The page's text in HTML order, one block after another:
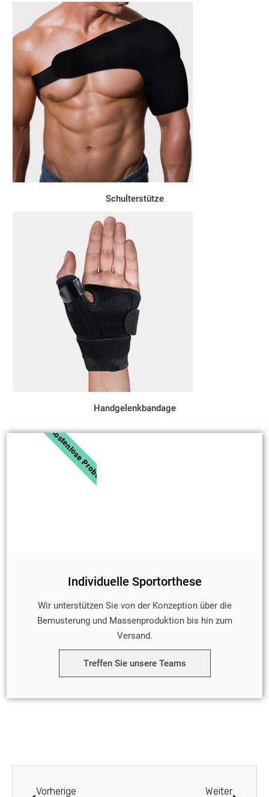
Schulterstütze
Handgelenkbandage
Individuelle Sportorthese
Wir unterstützen Sie von der Konzeption über die
Bemusterung und Massenproduktion bis hin zum
Versand.
Treffen Sie unsere Teams
Kostenlose Probe
Vorherige Weiter